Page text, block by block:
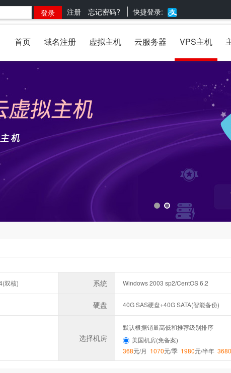
注册 忘记密码? 快捷登录:
首页 域名注册 虚拟主机 云服务器 VPS主机
双核) 系统 Windows 2003 sp2/CentOS 6.2
硬盘 40G SAS硬盘+40G SATA(智能备份)
选择机房
默认根据销量高低和推荐级别排序
美国机房(免备案)
368元/月 1070元/季 1980元/半年 3680